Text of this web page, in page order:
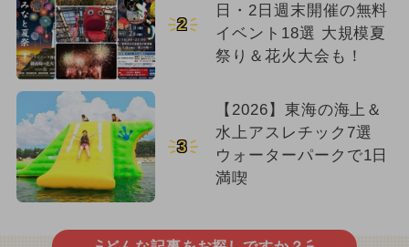
2
日・2日週末開催の無料
イベント18選 大規模夏
祭り＆花火大会も！
3
【2026】東海の海上＆
水上アスレチック7選
ウォーターパークで1日
満喫